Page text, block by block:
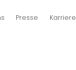
Presse Karriere